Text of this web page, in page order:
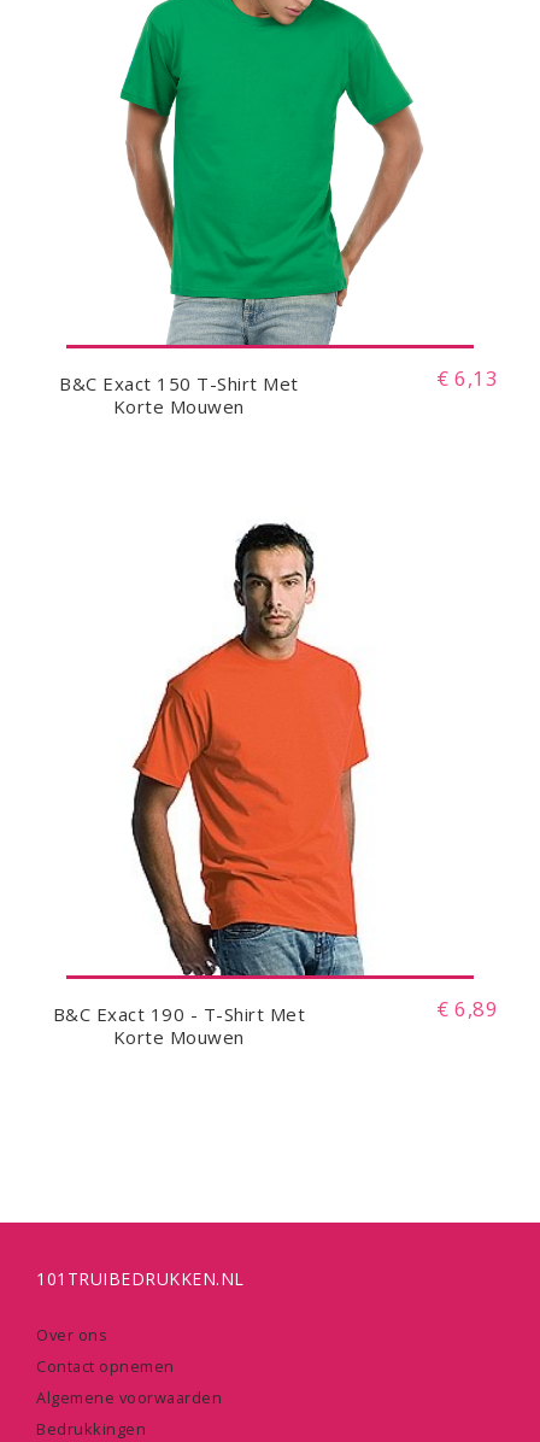
B&C Exact 150 T-Shirt Met
Korte Mouwen
€ 6,13
B&C Exact 190 - T-Shirt Met
Korte Mouwen
€ 6,89
101TRUIBEDRUKKEN.NL
Over ons
Contact opnemen
Algemene voorwaarden
Bedrukkingen